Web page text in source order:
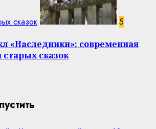
сказок 5
«Наследники»: современная
сказок